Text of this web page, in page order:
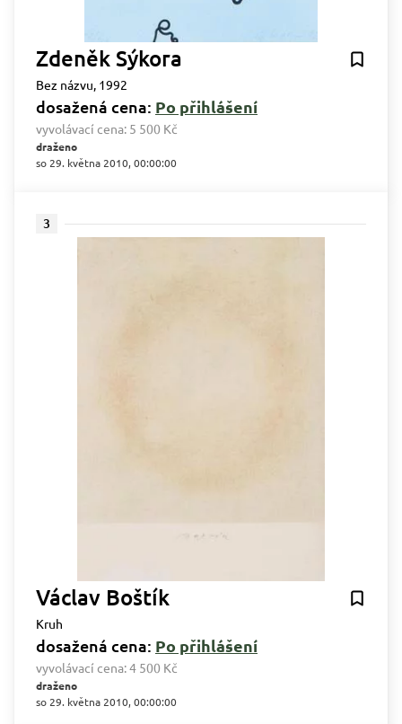
Zdeněk Sýkora
Bez názvu, 1992
dosažená cena: Po přihlášení
vyvolávací cena: 5 500 Kč
draženo
so 29. května 2010, 00:00:00
3
Václav Boštík
Kruh
dosažená cena: Po přihlášení
vyvolávací cena:4 500 Kč
draženo
so 29. května 2010, 00:00:00